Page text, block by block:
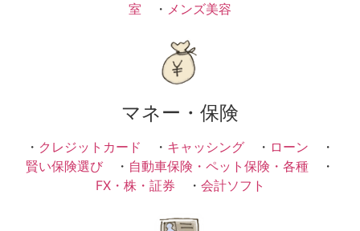
室 ・ メンズ美容
マネー・保険
・ クレジットカード ・ キャッシング ・ ローン ・
賢い保険選び ・ 自動車保険・ペット保険・各種 ・
FX・株・証券 ・ 会計ソフト